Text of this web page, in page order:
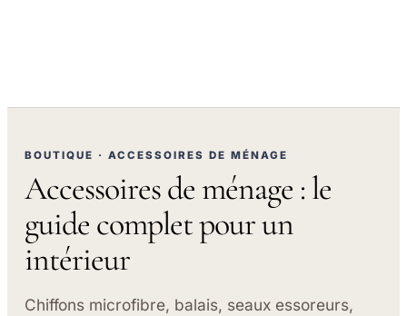
BOUTIQUE · ACCESSOIRES DE MÉNAGE
Accessoires de ménage : le
guide complet pour un
intérieur
Chiffons microfibre, balais, seaux essoreurs,